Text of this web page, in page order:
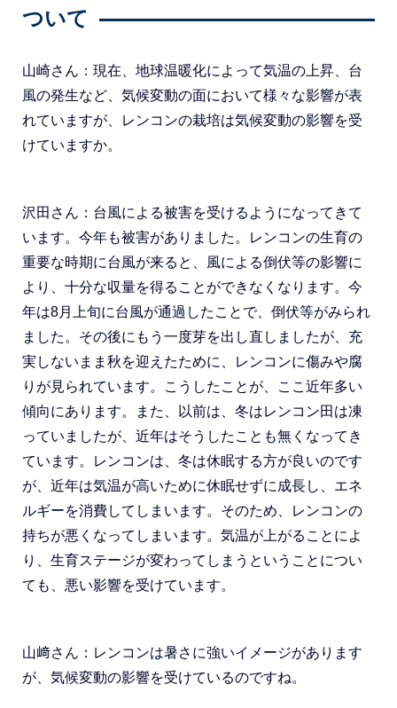
ついて
山崎さん：現在、地球温暖化によって気温の上昇、台
風の発生など、気候変動の面において様々な影響が表
れていますが、レンコンの栽培は気候変動の影響を受
けていますか。
沢田さん：台風による被害を受けるようになってきて
います。今年も被害がありました。レンコンの生育の
重要な時期に台風が来ると、風による倒伏等の影響に
より、十分な収量を得ることができなくなります。今
年は8月上旬に台風が通過したことで、倒伏等がみられ
ました。その後にもう一度芽を出し直しましたが、充
実しないまま秋を迎えたために、レンコンに傷みや腐
りが見られています。こうしたことが、ここ近年多い
傾向にあります。また、以前は、冬はレンコン田は凍
っていましたが、近年はそうしたことも無くなってき
ています。レンコンは、冬は休眠する方が良いのです
が、近年は気温が高いために休眠せずに成長し、エネ
ルギーを消費してしまいます。そのため、レンコンの
持ちが悪くなってしまいます。気温が上がることによ
り、生育ステージが変わってしまうということについ
ても、悪い影響を受けています。
山﨑さん：レンコンは暑さに強いイメージがあります
が、気候変動の影響を受けているのですね。